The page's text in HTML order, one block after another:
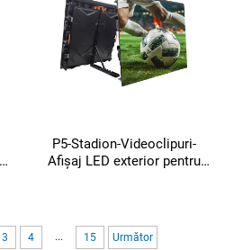
P5-Stadion-Videoclipuri-
Afișaj LED exterior pentru
3 4 ... 15 Următor